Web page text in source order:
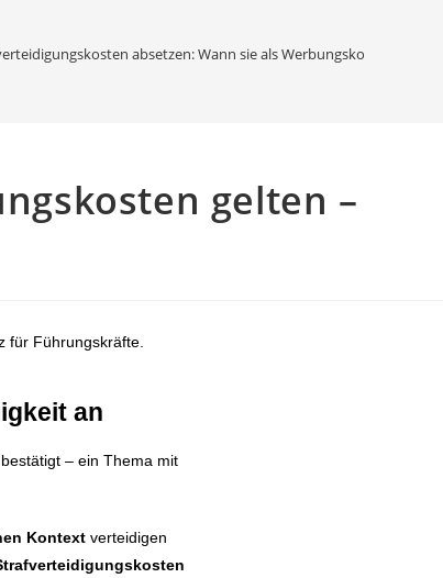
absetzen: Wann sie als Werbungskosten
gelten –
für Führungskräfte.
an
bestätigt – ein Thema mit
Kontext verteidigen